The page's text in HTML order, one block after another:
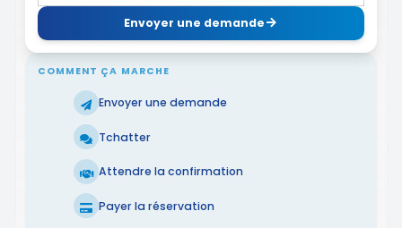
Envoyer une demande
COMMENT ÇA MARCHE
Envoyer une demande
Tchatter
Attendre la confirmation
Payer la réservation